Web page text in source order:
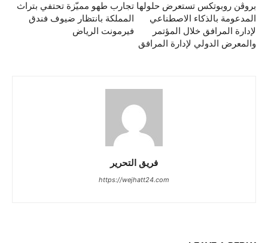
تجارب طهو مميّزة تحتفي بتراث
المملكة بانتظار ضيوف فندق
فيرمونت الرياض
بروڤن روبوتكس تستعرض حلولها
المدعومة بالذكاء الاصطناعي
لإدارة المرافق خلال المؤتمر
والمعرض الدولي لإدارة المرافق
فريق التحرير
https://wejhatt24.com